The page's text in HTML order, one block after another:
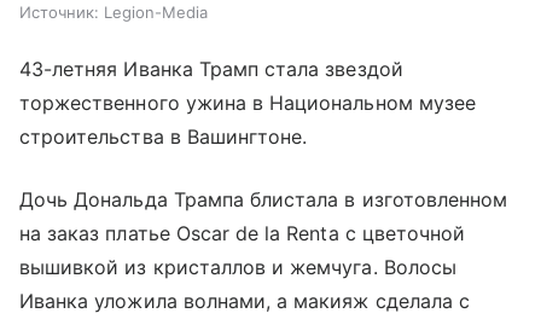
Источник: Legion-Media
43-летняя Иванка Трамп стала звездой
торжественного ужина в Национальном музее
строительства в Вашингтоне.
Дочь Дональда Трампа блистала в изготовленном
на заказ платье Oscar de la Renta с цветочной
вышивкой из кристаллов и жемчуга. Волосы
Иванка уложила волнами, а макияж сделала с